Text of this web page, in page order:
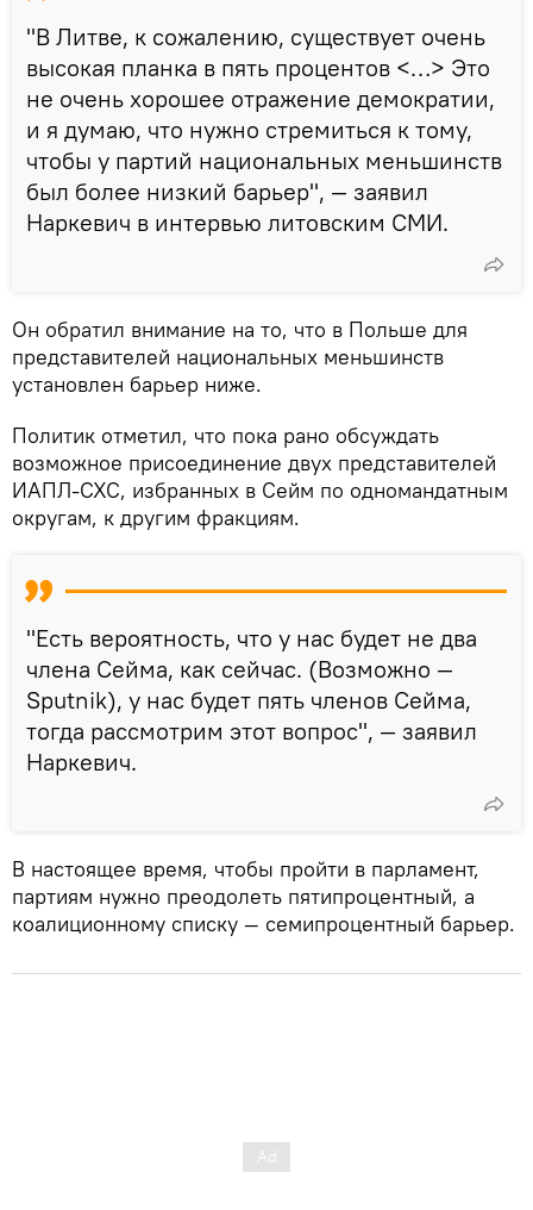
"В Литве, к сожалению, существует очень
высокая планка в пять процентов <…> Это
не очень хорошее отражение демократии,
и я думаю, что нужно стремиться к тому,
чтобы у партий национальных меньшинств
был более низкий барьер", — заявил
Наркевич в интервью литовским СМИ.
Он обратил внимание на то, что в Польше для
представителей национальных меньшинств
установлен барьер ниже.
Политик отметил, что пока рано обсуждать
возможное присоединение двух представителей
ИАПЛ-СХС, избранных в Сейм по одномандатным
округам, к другим фракциям.
"Есть вероятность, что у нас будет не два
члена Сейма, как сейчас. (Возможно —
Sputnik), у нас будет пять членов Сейма,
тогда рассмотрим этот вопрос", — заявил
Наркевич.
В настоящее время, чтобы пройти в парламент,
партиям нужно преодолеть пятипроцентный, а
коалиционному списку — семипроцентный барьер.